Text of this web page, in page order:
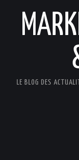
LE BLOG DES